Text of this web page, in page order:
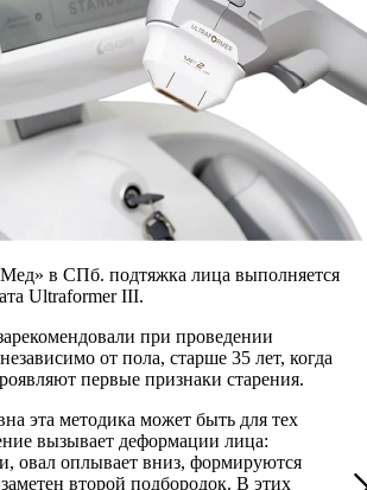
в СПб. подтяжка лица выполняется
Ultraformer III.
при проведении
от пола, старше 35 лет, когда
первые признаки старения.
эта методика может быть для тех
вызывает деформации лица:
овал оплывает вниз, формируются
второй подбородок. В этих